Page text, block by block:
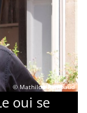
© Mathilde Rambaud
oui se